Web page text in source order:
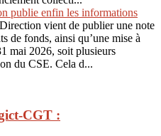
publie enfin les informations
vient de publier une note
de fonds, ainsi qu’une mise à
mai 2026, soit plusieurs
du CSE. Cela d...
CGT :